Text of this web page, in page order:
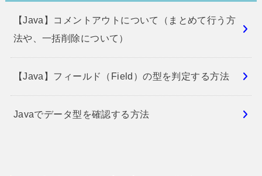
【Java】コメントアウトについて（まとめて行う方
法や、一括削除について）
【Java】フィールド（Field）の型を判定する方法
Javaでデータ型を確認する方法